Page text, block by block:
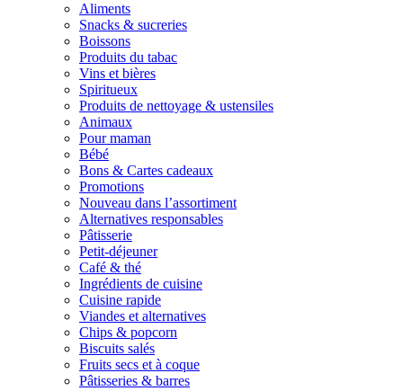
Aliments
Snacks & sucreries
Boissons
Produits du tabac
Vins et bières
Spiritueux
Produits de nettoyage & ustensiles
Animaux
Pour maman
Bébé
Bons & Cartes cadeaux
Promotions
Nouveau dans l’assortiment
Alternatives responsables
Pâtisserie
Petit-déjeuner
Café & thé
Ingrédients de cuisine
Cuisine rapide
Viandes et alternatives
Chips & popcorn
Biscuits salés
Fruits secs et à coque
Pâtisseries & barres